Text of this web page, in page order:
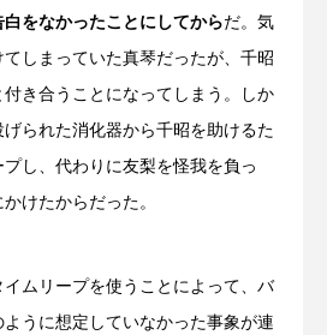
をなかったことにしてからだ。気
しまっていた真琴だったが、千昭
き合うことになってしまう。しか
られた消化器から千昭を助けるた
し、代わりに友梨を怪我を負っ
けたからだった。
ムリープを使うことによって、バ
うに想定していなかった事象が連